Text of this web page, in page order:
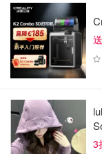
离。当时几十辆
国疫情初期的集
体也开始用“疫情
让不少人神经一紧
勒尔地区，是英格
800张床位。这次
Frontis Building
3